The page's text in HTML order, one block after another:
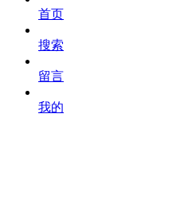
首页
搜索
留言
我的